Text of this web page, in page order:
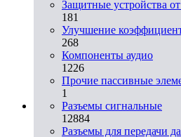
Защитные устройства
181
Улучшение
268
Компоненты аудио
1226
Прочие пассивные
1
Разъeмы сигнальные
12884
Разъeмы для передачи